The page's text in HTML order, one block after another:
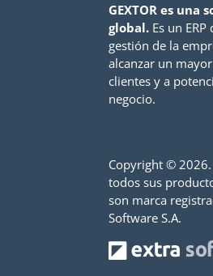
GEXTOR es una
global. Es un
gestión de la
alcanzar un
clientes y a
negocio.
Copyright ©
todos sus
son marca
Software S.A.